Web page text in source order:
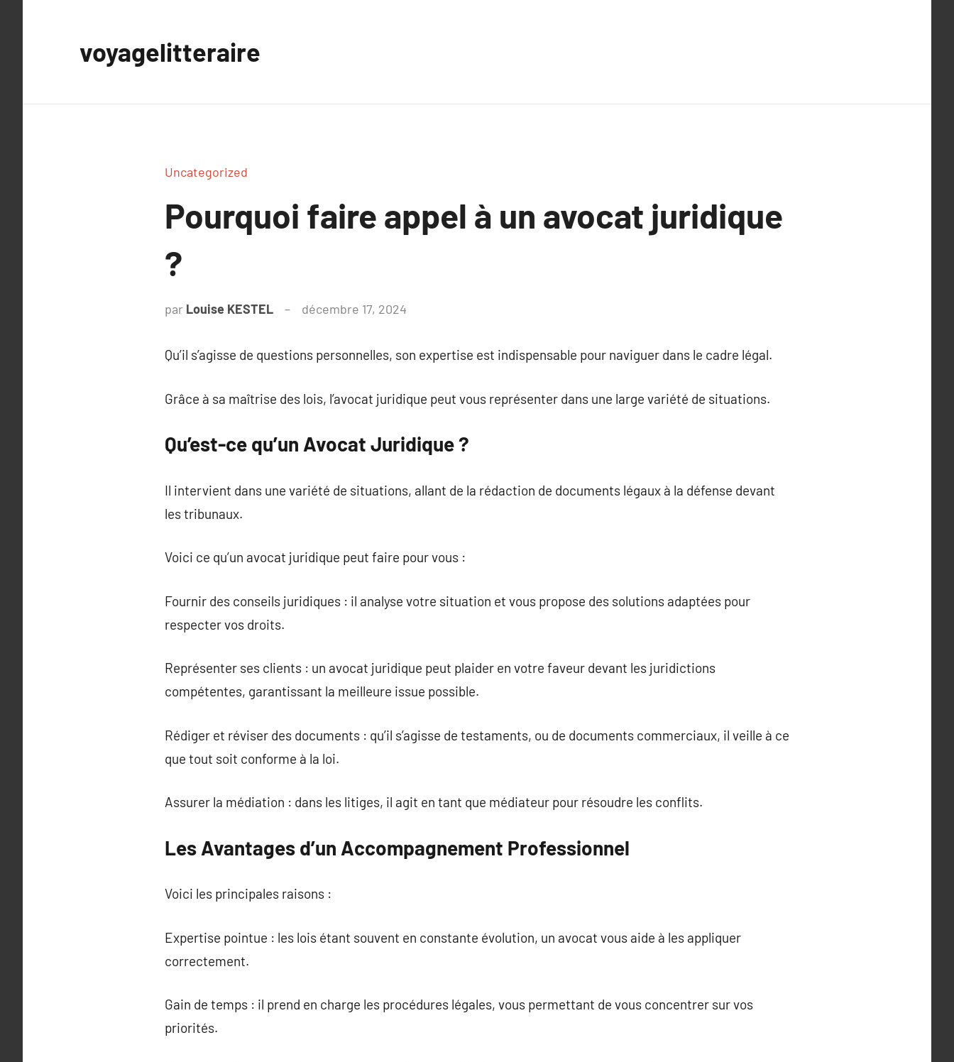
voyagelitteraire
Uncategorized
Pourquoi faire appel à un avocat juridique
?
par Louise KESTEL décembre 17, 2024
Qu’il s’agisse de questions personnelles, son expertise est indispensable pour naviguer dans le cadre légal.
Grâce à sa maîtrise des lois, l’avocat juridique peut vous représenter dans une large variété de situations.
Qu’est-ce qu’un Avocat Juridique ?
Il intervient dans une variété de situations, allant de la rédaction de documents légaux à la défense devant
les tribunaux.
Voici ce qu’un avocat juridique peut faire pour vous :
Fournir des conseils juridiques : il analyse votre situation et vous propose des solutions adaptées pour
respecter vos droits.
Représenter ses clients : un avocat juridique peut plaider en votre faveur devant les juridictions
compétentes, garantissant la meilleure issue possible.
Rédiger et réviser des documents : qu’il s’agisse de testaments, ou de documents commerciaux, il veille à ce
que tout soit conforme à la loi.
Assurer la médiation : dans les litiges, il agit en tant que médiateur pour résoudre les conflits.
Les Avantages d’un Accompagnement Professionnel
Voici les principales raisons :
Expertise pointue : les lois étant souvent en constante évolution, un avocat vous aide à les appliquer
correctement.
Gain de temps : il prend en charge les procédures légales, vous permettant de vous concentrer sur vos
priorités.